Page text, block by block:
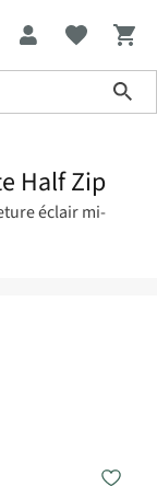
Half Zip
éclair mi-